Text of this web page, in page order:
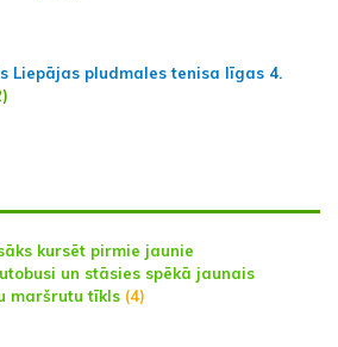
Liepājas pludmales tenisa līgas 4.
kursēt pirmie jaunie
un stāsies spēkā jaunais
maršrutu tīkls (4)